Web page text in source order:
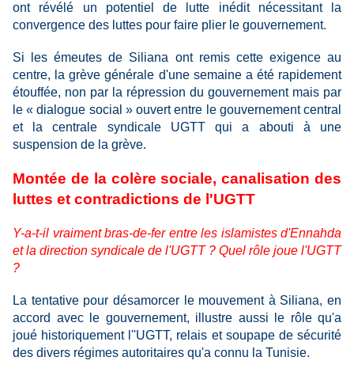
ont révélé un potentiel de lutte inédit nécessitant la
convergence des luttes pour faire plier le gouvernement.
Si les émeutes de Siliana ont remis cette exigence au
centre, la grève générale d'une semaine a été rapidement
étouffée, non par la répression du gouvernement mais par
le « dialogue social » ouvert entre le gouvernement central
et la centrale syndicale UGTT qui a abouti à une
suspension de la grève.
Montée de la colère sociale, canalisation des
luttes et contradictions de l'UGTT
Y-a-t-il vraiment bras-de-fer entre les islamistes d'Ennahda
et la direction syndicale de l'UGTT ? Quel rôle joue l'UGTT
?
La tentative pour désamorcer le mouvement à Siliana, en
accord avec le gouvernement, illustre aussi le rôle qu'a
joué historiquement l''UGTT, relais et soupape de sécurité
des divers régimes autoritaires qu'a connu la Tunisie.